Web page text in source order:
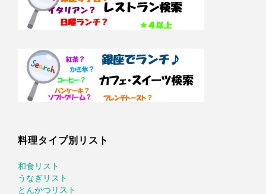
料理タイプ別リスト
和食リスト
うなぎリスト
とんかつリスト